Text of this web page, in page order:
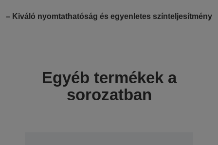
– Kiváló nyomtathatóság és egyenletes színteljesítmény
Egyéb termékek a
sorozatban